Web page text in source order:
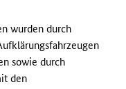
wurden durch
sowie durch
den